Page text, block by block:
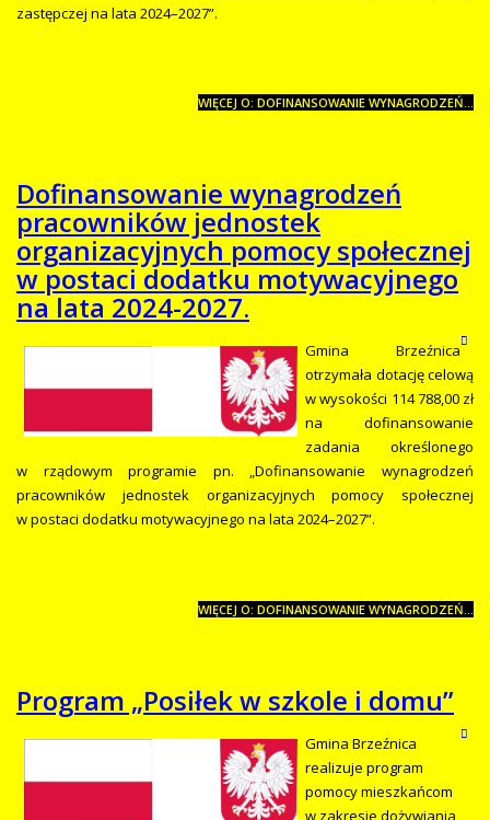
zastępczej na lata 2024–2027”.
WIĘCEJ O: DOFINANSOWANIE WYNAGRODZEŃ...
Dofinansowanie wynagrodzeń
pracowników jednostek
organizacyjnych pomocy społecznej
w postaci dodatku motywacyjnego
na lata 2024-2027.
Gmina Brzeźnica
otrzymała dotację celową
w wysokości 114 788,00 zł
na dofinansowanie
zadania określonego
w rządowym programie pn. „Dofinansowanie wynagrodzeń
pracowników jednostek organizacyjnych pomocy społecznej
w postaci dodatku motywacyjnego na lata 2024–2027”.
WIĘCEJ O: DOFINANSOWANIE WYNAGRODZEŃ...
Program „Posiłek w szkole i domu”
Gmina Brzeźnica
realizuje program
pomocy mieszkańcom
w zakresie dożywiania